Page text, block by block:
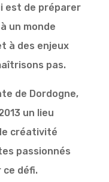
est de préparer
un monde
à des enjeux
pas.
de Dordogne,
un lieu
créativité
passionnés
défi.